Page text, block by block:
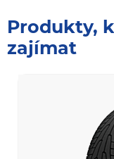
Produkty,
zajímat